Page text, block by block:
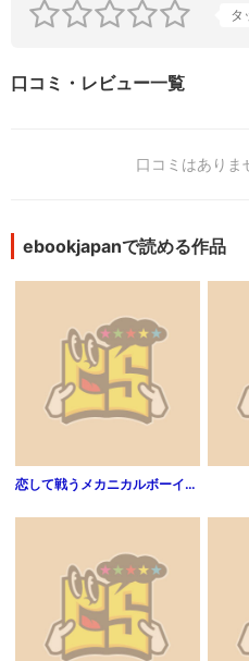
タ
口コミ・レビュー一覧
口コミはありま
ebookjapanで読める作品
恋して戦うメカニカルボーイ―風刃機甲アイアンゲイル―（1）